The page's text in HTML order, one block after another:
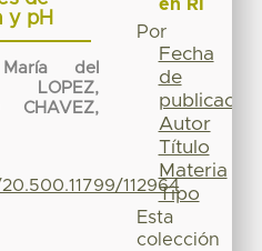
y pH
del
LOPEZ,
CHAVEZ,
112964
en RI
Por
Fecha
de
publicación
Autor
Título
Materia
Tipo
Esta
colección